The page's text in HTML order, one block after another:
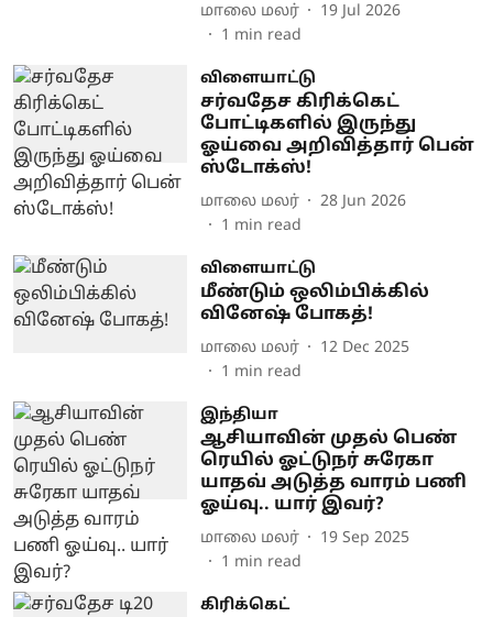
மாலை மலர்
19 Jul 2026
1 min read
விளையாட்டு
சர்வதேச கிரிக்கெட்
போட்டிகளில் இருந்து
ஓய்வை அறிவித்தார் பென்
ஸ்டோக்ஸ்!
மாலை மலர்
28 Jun 2026
1 min read
விளையாட்டு
மீண்டும் ஒலிம்பிக்கில்
வினேஷ் போகத்!
மாலை மலர்
12 Dec 2025
1 min read
இந்தியா
ஆசியாவின் முதல் பெண்
ரெயில் ஓட்டுநர் சுரேகா
யாதவ் அடுத்த வாரம் பணி
ஓய்வு.. யார் இவர்?
மாலை மலர்
19 Sep 2025
1 min read
கிரிக்கெட்